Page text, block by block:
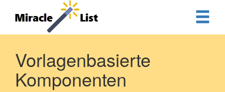
Vorlagenbasierte
Komponenten